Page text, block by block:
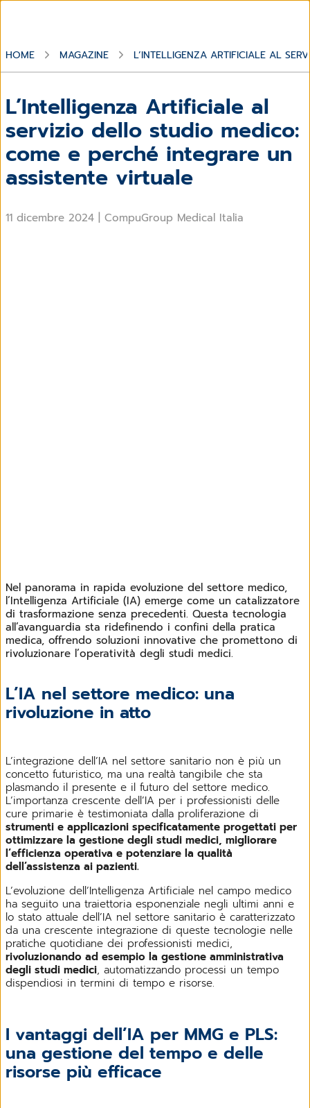
HOME MAGAZINE L’INTELLIGENZA ARTIFICIALE AL
L’Intelligenza Artificiale al
servizio dello studio medico:
come e perché integrare un
assistente virtuale
11 dicembre 2024 CompuGroup Medical Italia
Nel panorama in rapida evoluzione del settore medico,
l’Intelligenza Artificiale (IA) emerge come un catalizzatore
di trasformazione senza precedenti. Questa tecnologia
all’avanguardia sta ridefinendo i confini della pratica
medica, offrendo soluzioni innovative che promettono di
rivoluzionare l’operatività degli studi medici.
L’IA nel settore medico: una
rivoluzione in atto
L’integrazione dell’IA nel settore sanitario non è più un
concetto futuristico, ma una realtà tangibile che sta
plasmando il presente e il futuro del settore medico.
L’importanza crescente dell’IA per i professionisti delle
cure primarie è testimoniata dalla proliferazione di
strumenti e applicazioni specificatamente progettati per
ottimizzare la gestione degli studi medici, migliorare
l’efficienza operativa e potenziare la qualità
dell’assistenza ai pazienti.
L’evoluzione dell’Intelligenza Artificiale nel campo medico
ha seguito una traiettoria esponenziale negli ultimi anni e
lo stato attuale dell’IA nel settore sanitario è caratterizzato
da una crescente integrazione di queste tecnologie nelle
pratiche quotidiane dei professionisti medici,
rivoluzionando ad esempio la gestione amministrativa
degli studi medici, automatizzando processi un tempo
dispendiosi in termini di tempo e risorse.
I vantaggi dell’IA per MMG e PLS:
una gestione del tempo e delle
risorse più efficace